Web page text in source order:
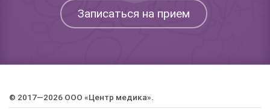
Записаться на прием
© 2017—2026 ООО «Центр медика».